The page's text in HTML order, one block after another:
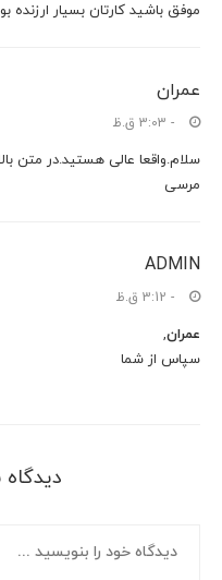
موفق باشید کارتان بسیار ارزنده
عمران
- 3:03 ق.ظ
سلام.واقعا عالی هستید.در متن
مرسی
ADMIN
- 3:12 ق.ظ
عمران,
سپاس از شما